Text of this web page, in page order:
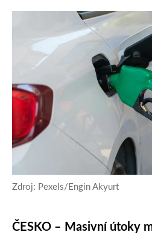
Zdroj: Pexels/Engin Akyurt
ČESKO – Masivní útoky